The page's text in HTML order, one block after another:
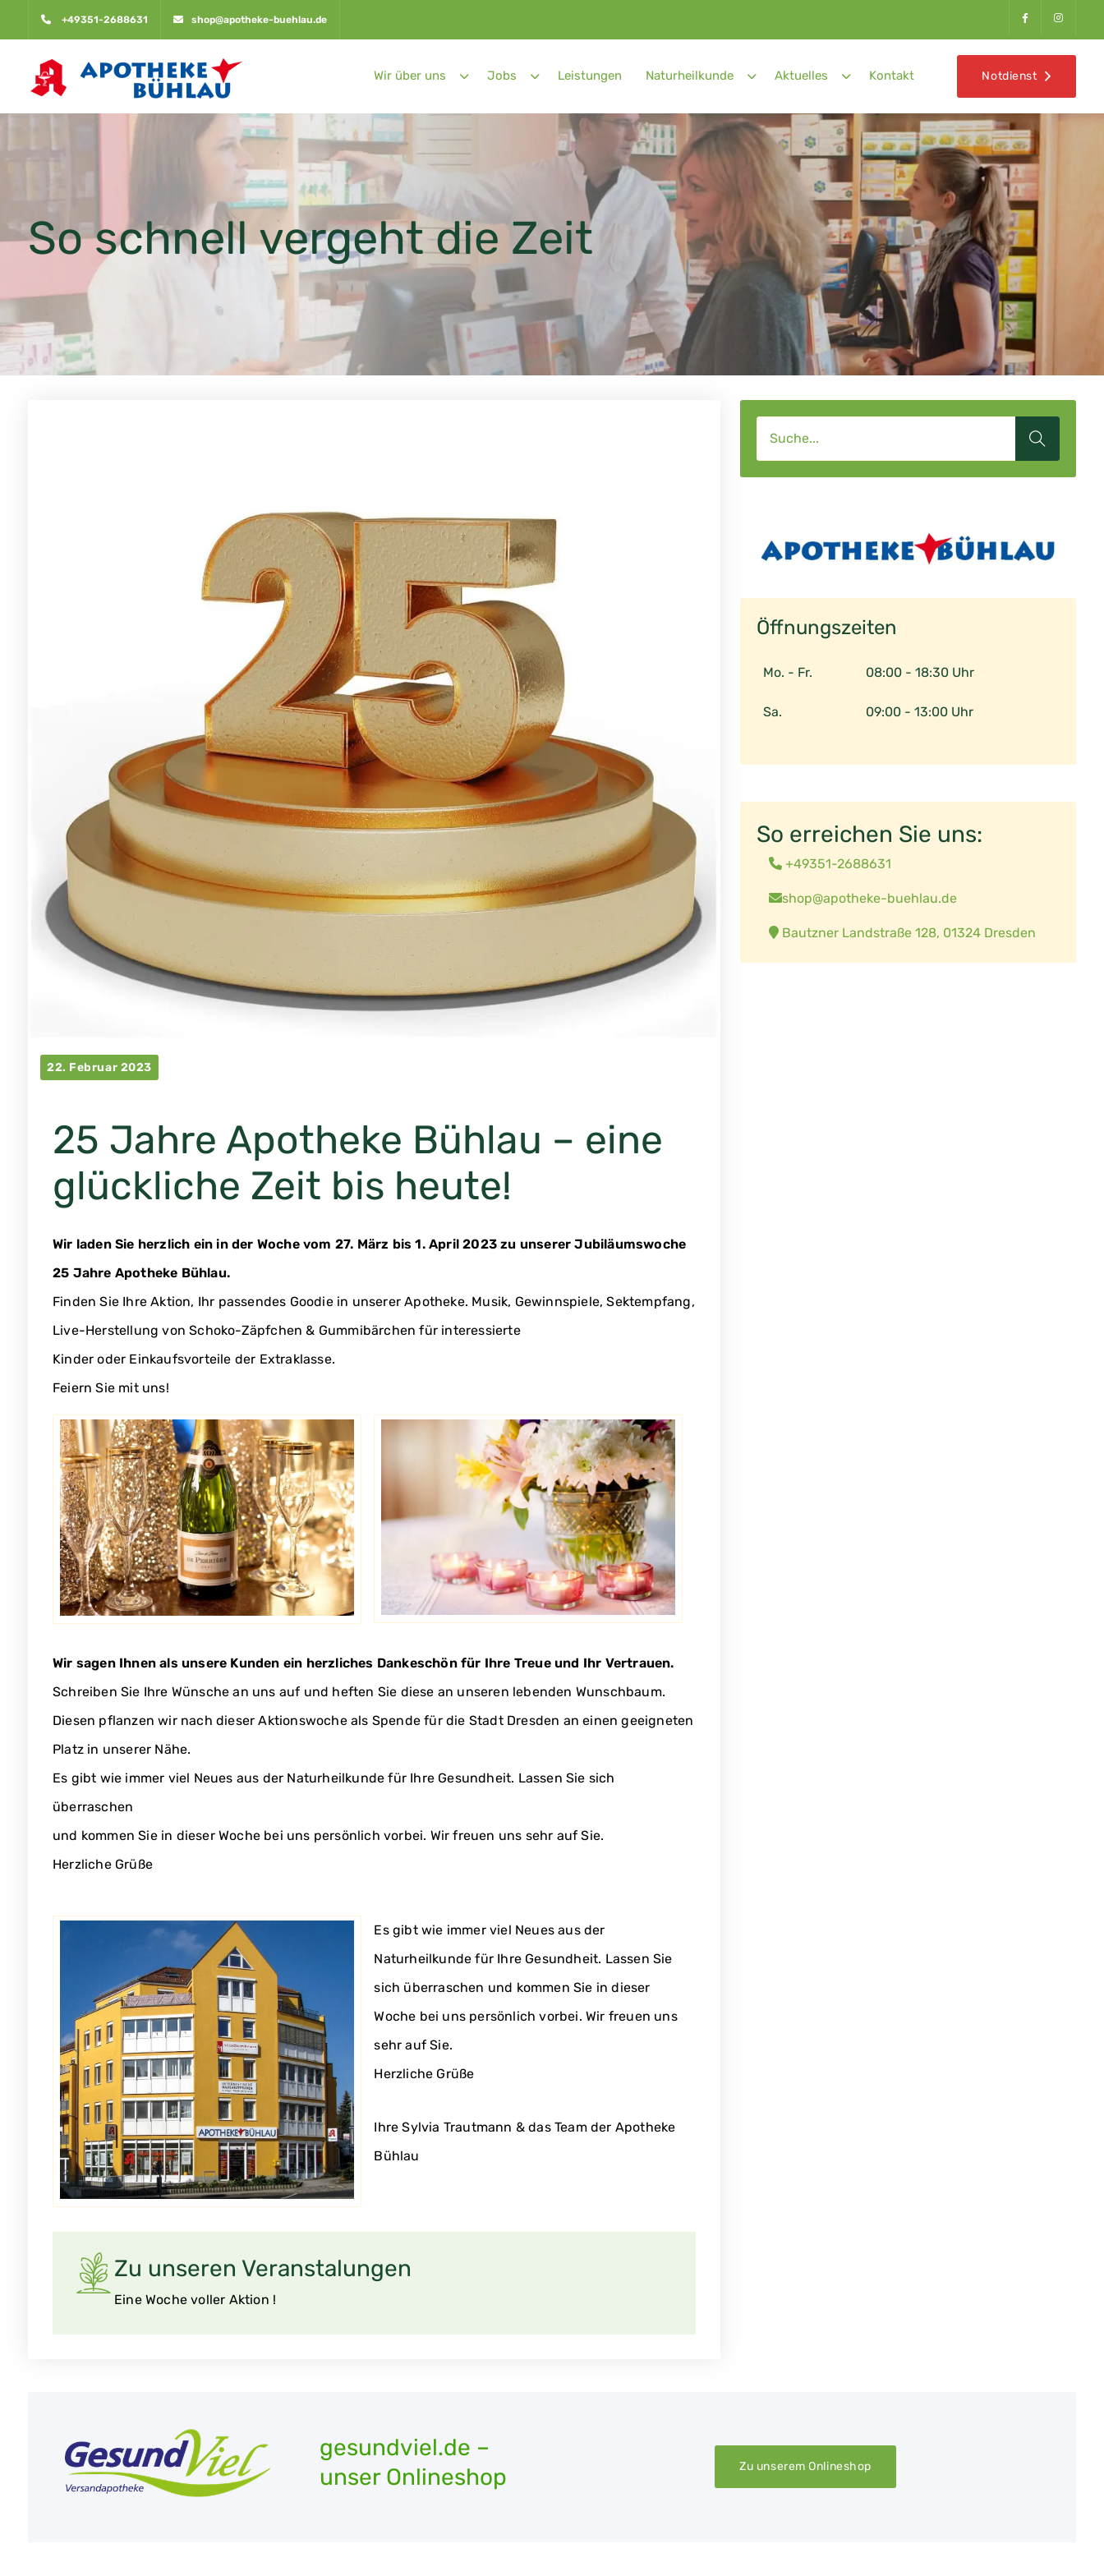
+49351-2688631 shop@apotheke-buehlau.de
Wir über uns Jobs Leistungen Naturheilkunde Aktuelles Kontakt Notdienst
So schnell vergeht die Zeit
22. Februar 2023
25 Jahre Apotheke Bühlau – eine
glückliche Zeit bis heute!
Wir laden Sie herzlich ein in der Woche vom 27. März bis1. April 2023 zu unserer Jubiläumswoche
25 Jahre Apotheke Bühlau.
Finden Sie Ihre Aktion, Ihr passendes Goodie in unserer Apotheke. Musik, Gewinnspiele, Sektempfang,
Live-Herstellung von Schoko-Zäpfchen & Gummibärchen für interessierte
Kinder oder Einkaufsvorteile der Extraklasse.
Feiern Sie mit uns!
Wir sagen Ihnen als unsere Kunden ein herzliches Dankeschön für Ihre Treue und Ihr Vertrauen.
Schreiben Sie Ihre Wünsche an uns auf und heften Sie diese an unseren lebenden Wunschbaum.
Diesen pflanzen wir nach dieser Aktionswoche als Spende für die Stadt Dresden an einen geeigneten
Platz in unserer Nähe.
Es gibt wie immer viel Neues aus der Naturheilkunde für Ihre Gesundheit. Lassen Sie sich
überraschen
und kommen Sie in dieser Woche bei uns persönlich vorbei. Wir freuen uns sehr auf Sie.
Herzliche Grüße
Es gibt wie immer viel Neues aus der
Naturheilkunde für Ihre Gesundheit. Lassen Sie
sich überraschen und kommen Sie in dieser
Woche bei uns persönlich vorbei. Wir freuen uns
sehr auf Sie.
Herzliche Grüße
Ihre Sylvia Trautmann & das Team der Apotheke
Bühlau
Zu unseren Veranstalungen
Eine Woche voller Aktion !
Öffnungszeiten
Mo. - Fr. 08:00 - 18:30 Uhr
Sa. 09:00 - 13:00 Uhr
So erreichen Sie uns:
+49351-2688631
shop@apotheke-buehlau.de
Bautzner Landstraße 128, 01324 Dresden
gesundviel.de –
unser Onlineshop
Zu unserem Onlineshop